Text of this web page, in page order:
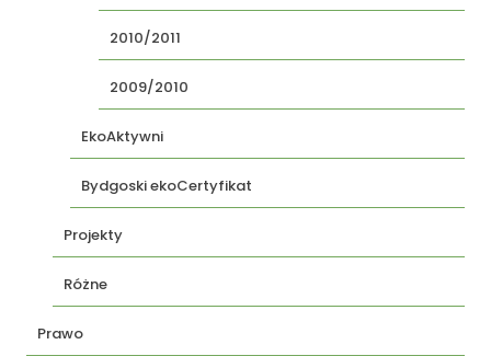
2010/2011
2009/2010
EkoAktywni
Bydgoski ekoCertyfikat
Projekty
Różne
Prawo